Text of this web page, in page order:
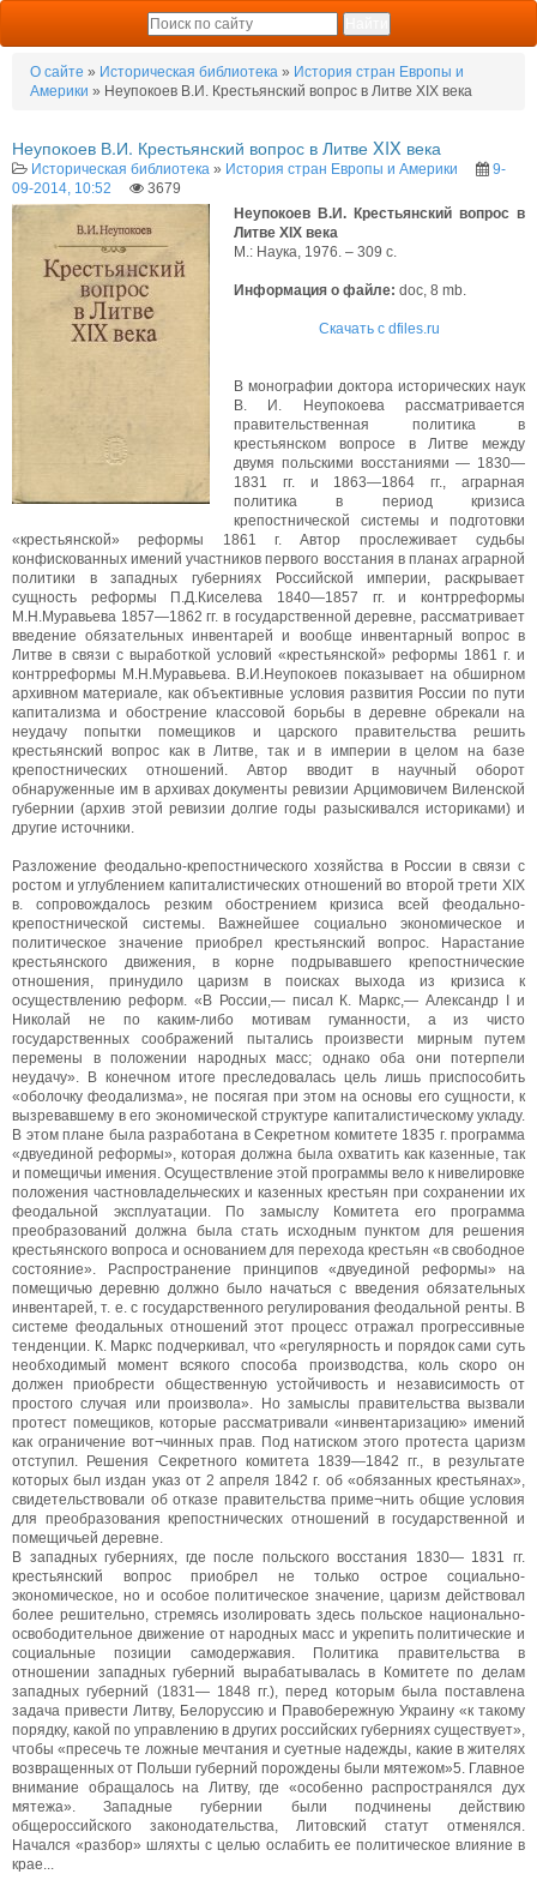
О сайте » Историческая библиотека » История стран Европы и
Америки » Неупокоев В.И. Крестьянский вопрос в Литве XIX века
Неупокоев В.И. Крестьянский вопрос в Литве XIX века
Историческая библиотека » История стран Европы и Америки
9-
09-2014, 10:52
3679
Неупокоев В.И. Крестьянский вопрос в
Литве XIX века
М.: Наука, 1976. – 309 с.
Информация о файле: doc, 8 mb.
Скачать с dfiles.ru
В монографии доктора исторических наук
В. И. Неупокоева рассматривается
правительственная политика в
крестьянском вопросе в Литве между
двумя польскими восстаниями — 1830—
1831 гг. и 1863—1864 гг., аграрная
политика в период кризиса
крепостнической системы и подготовки
«крестьянской» реформы 1861 г. Автор прослеживает судьбы
конфискованных имений участников первого восстания в планах аграрной
политики в западных губерниях Российской империи, раскрывает
сущность реформы П.Д.Киселева 1840—1857 гг. и контрреформы
М.Н.Муравьева 1857—1862 гг. в государственной деревне, рассматривает
введение обязательных инвентарей и вообще инвентарный вопрос в
Литве в связи с выработкой условий «крестьянской» реформы 1861 г. и
контрреформы М.Н.Муравьева. В.И.Неупокоев показывает на обширном
архивном материале, как объективные условия развития России по пути
капитализма и обострение классовой борьбы в деревне обрекали на
неудачу попытки помещиков и царского правительства решить
крестьянский вопрос как в Литве, так и в империи в целом на базе
крепостнических отношений. Автор вводит в научный оборот
обнаруженные им в архивах документы ревизии Арцимовичем Виленской
губернии (архив этой ревизии долгие годы разыскивался историками) и
другие источники.
Разложение феодально-крепостнического хозяйства в России в связи с
ростом и углублением капиталистических отношений во второй трети XIX
в. сопровождалось резким обострением кризиса всей феодально-
крепостнической системы. Важнейшее социально экономическое и
политическое значение приобрел крестьянский вопрос. Нарастание
крестьянского движения, в корне подрывавшего крепостнические
отношения, принудило царизм в поисках выхода из кризиса к
осуществлению реформ. «В России,— писал К. Маркс,— Александр I и
Николай не по каким-либо мотивам гуманности, а из чисто
государственных соображений пытались произвести мирным путем
перемены в положении народных масс; однако оба они потерпели
неудачу». В конечном итоге преследовалась цель лишь приспособить
«оболочку феодализма», не посягая при этом на основы его сущности, к
вызревавшему в его экономической структуре капиталистическому укладу.
В этом плане была разработана в Секретном комитете 1835 г. программа
«двуединой реформы», которая должна была охватить как казенные, так
и помещичьи имения. Осуществление этой программы вело к нивелировке
положения частновладельческих и казенных крестьян при сохранении их
феодальной эксплуатации. По замыслу Комитета его программа
преобразований должна была стать исходным пунктом для решения
крестьянского вопроса и основанием для перехода крестьян «в свободное
состояние». Распространение принципов «двуединой реформы» на
помещичью деревню должно было начаться с введения обязательных
инвентарей, т. е. с государственного регулирования феодальной ренты. В
системе феодальных отношений этот процесс отражал прогрессивные
тенденции. К. Маркс подчеркивал, что «регулярность и порядок сами суть
необходимый момент всякого способа производства, коль скоро он
должен приобрести общественную устойчивость и независимость от
простого случая или произвола». Но замыслы правительства вызвали
протест помещиков, которые рассматривали «инвентаризацию» имений
как ограничение вот¬чинных прав. Под натиском этого протеста царизм
отступил. Решения Секретного комитета 1839—1842 гг., в результате
которых был издан указ от 2 апреля 1842 г. об «обязанных крестьянах»,
свидетельствовали об отказе правительства приме¬нить общие условия
для преобразования крепостнических отношений в государственной и
помещичьей деревне.
В западных губерниях, где после польского восстания 1830— 1831 гг.
крестьянский вопрос приобрел не только острое социально-
экономическое, но и особое политическое значение, царизм действовал
более решительно, стремясь изолировать здесь польское национально-
освободительное движение от народных масс и укрепить политические и
социальные позиции самодержавия. Политика правительства в
отношении западных губерний вырабатывалась в Комитете по делам
западных губерний (1831— 1848 гг.), перед которым была поставлена
задача привести Литву, Белоруссию и Правобережную Украину «к такому
порядку, какой по управлению в других российских губерниях существует»,
чтобы «пресечь те ложные мечтания и суетные надежды, какие в жителях
возвращенных от Польши губерний порождены были мятежом»5. Главное
внимание обращалось на Литву, где «особенно распространялся дух
мятежа». Западные губернии были подчинены действию
общероссийского законодательства, Литовский статут отменялся.
Начался «разбор» шляхты с целью ослабить ее политическое влияние в
крае...